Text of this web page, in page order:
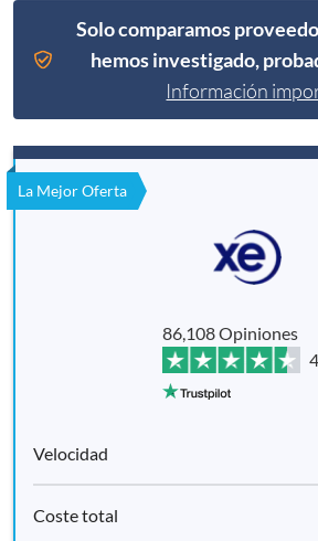
Solo comparamos
hemos investigado,
Información
La Mejor Oferta
86,108 Opiniones